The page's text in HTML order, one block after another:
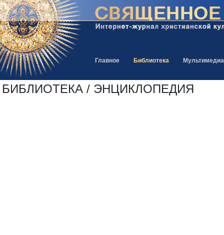
Главное Библиотека Мультимедиа
БИБЛИОТЕКА / ЭНЦИКЛОПЕДИЯ